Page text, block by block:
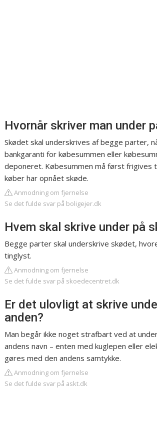
Hvornår skriver man under
Skødet skal underskrives af begge parter,
bankgaranti for købesummen eller
deponeret. Købesummen må først frigives
køber har opnået skøde.
Anmodning om fjernelse
Se det fulde svar på boligejer.dk
Hvem skal skrive under på
Begge parter skal underskrive skødet,
tinglyst.
Anmodning om fjernelse
Se det fulde svar på skoedecentret.dk
Er det ulovligt at skrive
anden?
Man begår ikke noget strafbart ved at
andens navn – enten med kuglepen eller
gøres med den andens samtykke.
Anmodning om fjernelse
Se det fulde svar på askt.dk